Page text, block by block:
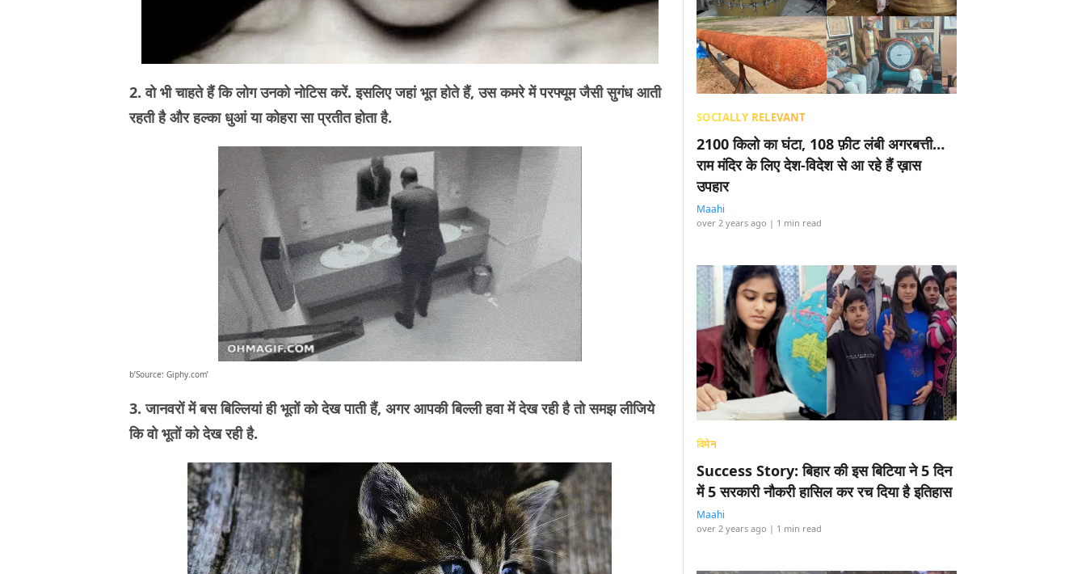
2. वो भी चाहते हैं कि लोग उनको नोटिस करें. इसलिए जहां भूत होते हैं, उस कमरे में परफ्यूम जैसी सुगंध आती
रहती है और हल्का धुआं या कोहरा सा प्रतीत होता है.
b’Source: Giphy.com’
3. जानवरों में बस बिल्लियां ही भूतों को देख पाती हैं, अगर आपकी बिल्ली हवा में देख रही है तो समझ लीजिये
कि वो भूतों को देख रही है.
SOCIALLY RELEVANT
2100 किलो का घंटा, 108 फ़ीट लंबी अगरबत्ती…
राम मंदिर के लिए देश-विदेश से आ रहे हैं ख़ास
उपहार
Maahi
over 2 years ago | 1 min read
विमेन
Success Story: बिहार की इस बिटिया ने 5 दिन
में 5 सरकारी नौकरी हासिल कर रच दिया है इतिहास
Maahi
over 2 years ago | 1 min read